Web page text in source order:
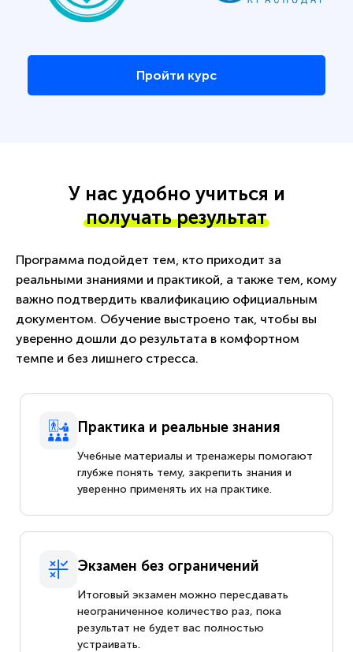
Пройти курс
У нас удобно учиться и
получать результат
Программа подойдет тем, кто приходит за
реальными знаниями и практикой, а также тем, кому
важно подтвердить квалификацию официальным
документом. Обучение выстроено так, чтобы вы
уверенно дошли до результата в комфортном
темпе и без лишнего стресса.
Практика и реальные знания
Учебные материалы и тренажеры помогают
глубже понять тему, закрепить знания и
уверенно применять их на практике.
Экзамен без ограничений
Итоговый экзамен можно пересдавать
неограниченное количество раз, пока
результат не будет вас полностью
устраивать.